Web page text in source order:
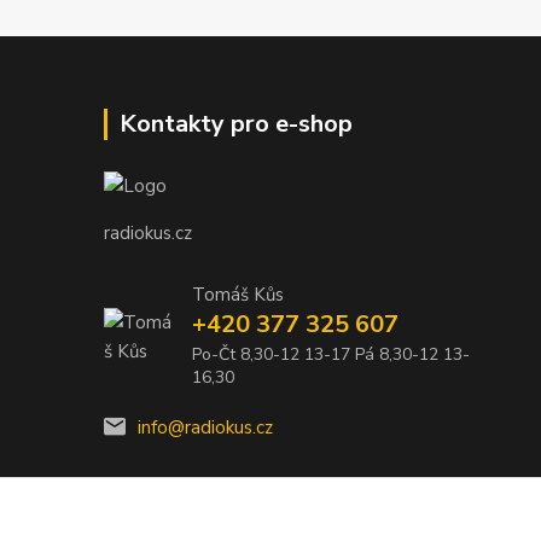
Kontakty pro e-shop
radiokus.cz
Tomáš Kůs
+420 377 325 607
Po-Čt 8,30-12 13-17 Pá 8,30-12 13-
16,30
info@radiokus.cz